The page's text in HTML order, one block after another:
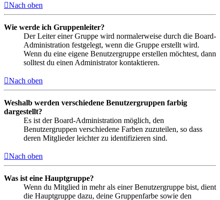
Nach oben
Wie werde ich Gruppenleiter?
Der Leiter einer Gruppe wird normalerweise durch die Board-
Administration festgelegt, wenn die Gruppe erstellt wird.
Wenn du eine eigene Benutzergruppe erstellen möchtest, dann
solltest du einen Administrator kontaktieren.
Nach oben
Weshalb werden verschiedene Benutzergruppen farbig
dargestellt?
Es ist der Board-Administration möglich, den
Benutzergruppen verschiedene Farben zuzuteilen, so dass
deren Mitglieder leichter zu identifizieren sind.
Nach oben
Was ist eine Hauptgruppe?
Wenn du Mitglied in mehr als einer Benutzergruppe bist, dient
die Hauptgruppe dazu, deine Gruppenfarbe sowie den